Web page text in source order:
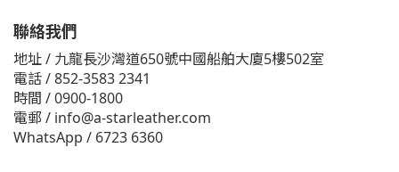
聯絡我們
地址 / 九龍長沙灣道650號中國船舶大廈5樓502室
電話 / 852-3583 2341
時間 / 0900-1800
電郵 / info@a-starleather.com
WhatsApp / 6723 6360